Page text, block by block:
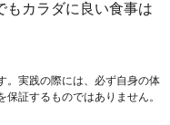
もカラダに良い食事は
。実践の際には、必ず自身の体
証するものではありません。